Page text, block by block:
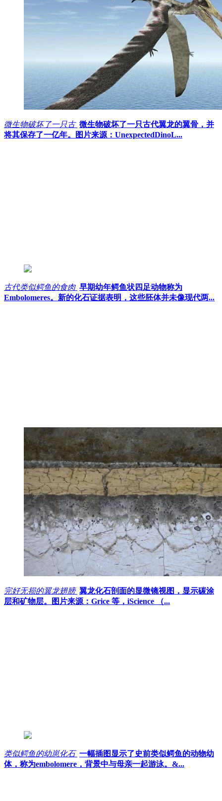
微生物破坏了一只古 微生物破坏了一只古代翼龙的翼骨，并
将其保存了一亿年。图片来源：UnexpectedDinoL...
古代类似鳄鱼的食肉 早期幼年鳄鱼状四足动物称为
Embolomeres。新的化石证据表明，这些胚体并未像现代两...
完好无损的翼龙翅膀 翼龙化石剖面的显微镜视图，显示碳涂
层和矿物层。图片来源：Grice 等，iScience （...
类似鳄鱼的幼崽化石 一幅插图显示了史前类似鳄鱼的动物幼
体，称为embolomere，背景中与母亲一起游泳。&...